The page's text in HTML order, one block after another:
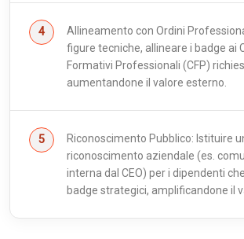
Allineamento con Ordini
figure tecniche, allineare i badge ai
Formativi Professionali (CFP)
aumentandone il valore esterno.
Riconoscimento Pubblico: Istituire
riconoscimento aziendale (es.
interna dal CEO) per i dipendenti
badge strategici, amplificandone il